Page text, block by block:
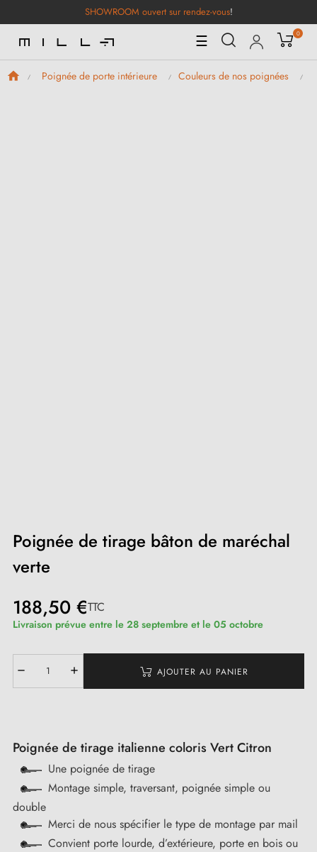
SHOWROOM ouvert sur rendez-vous!
Basculer
la
navigation
☰ 0
Poignée de porte intérieure Couleurs de nos poignées
Poignée de tirage bâton de maréchal
verte
188,50 €TTC
Livraison prévue entre le 28 septembre et le 05 octobre
AJOUTER AU PANIER
Poignée de tirage italienne coloris Vert Citron
Une poignée de tirage
Montage simple, traversant, poignée simple ou
double
Merci de nous spécifier le type de montage par mail
Convient porte lourde, d’extérieure, porte en bois ou